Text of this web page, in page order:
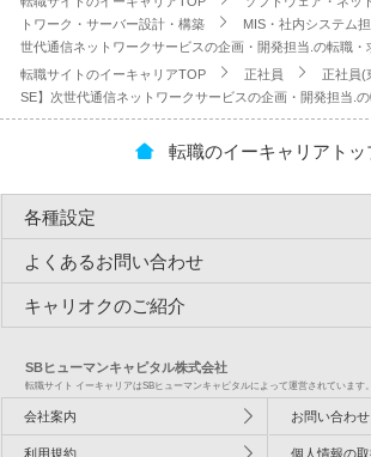
トワーク・サーバー設計・構築
MIS・社内システム
世代通信ネットワークサービスの企画・開発担当.の転職・
転職サイトのイーキャリアTOP
正社員 正社員(
SE】次世代通信ネットワークサービスの企画・開発担当.
転職のイーキャリアトッ
各種設定
よくあるお問い合わせ
キャリオクのご紹介
SBヒューマンキャピタル株式会社
転職サイト イーキャリアはSBヒューマンキャピタルによって運営されています。
会社案内 お問い合わせ
利用規約 個人情報の